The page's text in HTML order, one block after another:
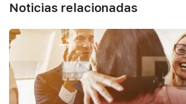
Noticias relacionadas